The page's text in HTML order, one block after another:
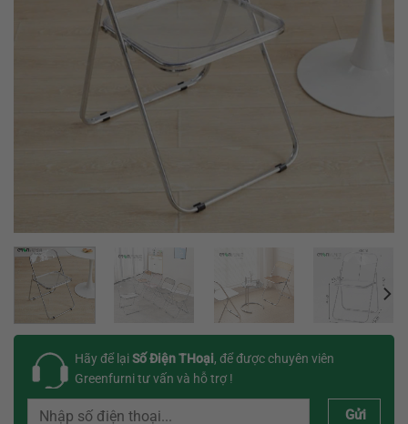
Hãy để lạiSố Điện THoại, để được chuyên viên
Greenfurni tư vấn và hỗ trợ !
Gửi